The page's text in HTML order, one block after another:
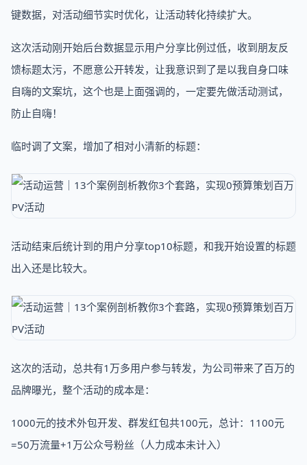
键数据，对活动细节实时优化，让活动转化持续扩大。
这次活动刚开始后台数据显示用户分享比例过低，收到朋友反
馈标题太污，不愿意公开转发，让我意识到了是以我自身口味
自嗨的文案坑，这个也是上面强调的，一定要先做活动测试，
防止自嗨！
临时调了文案，增加了相对小清新的标题：
活动结束后统计到的用户分享top10标题，和我开始设置的标题
出入还是比较大。
这次的活动，总共有1万多用户参与转发，为公司带来了百万的
品牌曝光，整个活动的成本是：
1000元的技术外包开发、群发红包共100元，总计：1100元
=50万流量+1万公众号粉丝（人力成本未计入）